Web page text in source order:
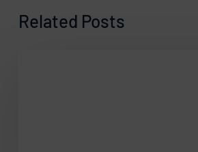
Related Posts